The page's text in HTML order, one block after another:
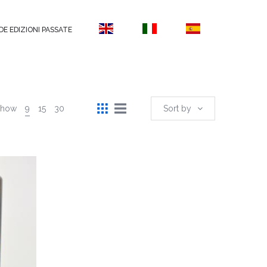
EDIZIONI PASSATE
Sort by
9 15 30